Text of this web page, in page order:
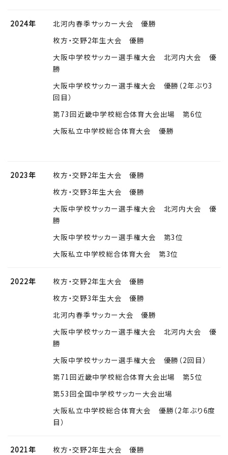
2024年
北河内春季サッカー大会 優勝
枚方・交野2年生大会 優勝
大阪中学校サッカー選手権大会 北河内大会 優
勝
大阪中学校サッカー選手権大会 優勝（2年ぶり3
回目）
第73回近畿中学校総合体育大会出場 第6位
大阪私立中学校総合体育大会 優勝
2023年
枚方・交野2年生大会 優勝
枚方・交野3年生大会 優勝
大阪中学校サッカー選手権大会 北河内大会 優
勝
大阪中学校サッカー選手権大会 第3位
大阪私立中学校総合体育大会 第3位
2022年
枚方・交野2年生大会 優勝
枚方・交野3年生大会 優勝
北河内春季サッカー大会 優勝
大阪中学校サッカー選手権大会 北河内大会 優
勝
大阪中学校サッカー選手権大会 優勝（2回目）
第71回近畿中学校総合体育大会出場 第5位
第53回全国中学校サッカー大会出場
大阪私立中学校総合体育大会 優勝（2年ぶり6度
目）
2021年
枚方・交野2年生大会 優勝